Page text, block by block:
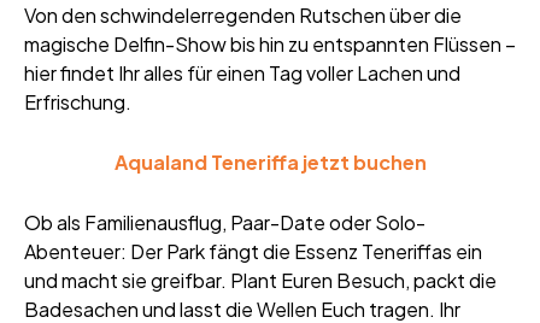
Von den schwindelerregenden Rutschen über die
magische Delfin-Show bis hin zu entspannten Flüssen –
hier findet Ihr alles für einen Tag voller Lachen und
Erfrischung.
Aqualand Teneriffa jetzt buchen
Ob als Familienausflug, Paar-Date oder Solo-
Abenteuer: Der Park fängt die Essenz Teneriffas ein
und macht sie greifbar. Plant Euren Besuch, packt die
Badesachen und lasst die Wellen Euch tragen. Ihr